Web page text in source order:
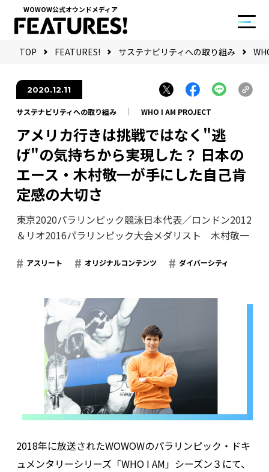
WOWOW公式オウンドメディア
TOP FEATURES! サステナビリティへの取り組み
2020.12.11
サステナビリティへの取り組み WHO I AM PROJECT
アメリカ行きは挑戦ではなく"逃
げ"の気持ちから実現した？ 日本の
エース・木村敬一が手にした自己肯
定感の大切さ
東京2020パラリンピック競泳日本代表／ロンドン2012
＆リオ2016パラリンピック大会メダリスト 木村敬一
アスリート オリジナルコンテンツ ダイバーシティ
2018年に放送されたWOWOWのパラリンピック・ドキ
ュメンタリーシリーズ「WHO I AM」シーズン３にて、